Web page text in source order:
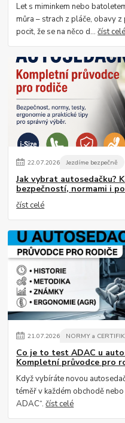
Let s miminkem nebo
můra – strach z pláče, obavy
pocit, že se na něco d...číst celé
22.07.2026 Jezdíme bezpečně
Jak vybrat autosedačku?
bezpečností, normami i
číst celé
21.07.2026 NORMY a
Co je to test ADAC u
Kompletní průvodce pro
Když vybíráte novou
téměř v každém obchodě
ADAC“.číst celé